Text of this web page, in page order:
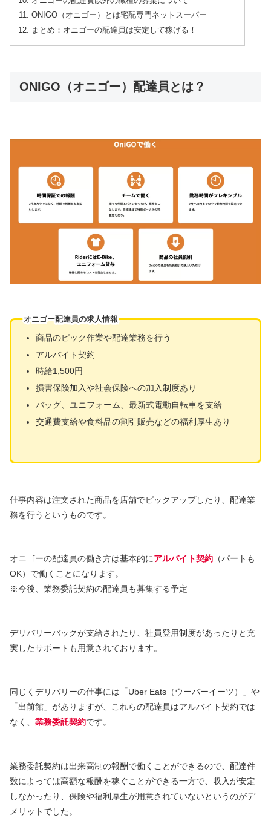
ONIGO（オニゴー）とは宅配専門ネットスーパー
まとめ：オニゴーの配達員は安定して稼げる！
ONIGO（オニゴー）配達員とは？
オニゴー配達員の求人情報
商品のピック作業や配達業務を行う
アルバイト契約
時給1,500円
損害保険加入や社会保険への加入制度あり
バッグ、ユニフォーム、最新式電動自転車を支給
交通費支給や食料品の割引販売などの福利厚生あり
仕事内容は注文された商品を店舗でピックアップしたり、配達業
務を行うというものです。
オニゴーの配達員の働き方は基本的にアルバイト契約 （パートも
OK）で働くことになります。
※今後、業務委託契約の配達員も募集する予定
デリバリーバックが支給されたり、社員登用制度があったりと充
実したサポートも用意されております。
同じくデリバリーの仕事には「Uber Eats（ウーバーイーツ）」や
「出前館」がありますが、これらの配達員はアルバイト契約では
なく、 業務委託契約です。
業務委託契約は出来高制の報酬で働くことができるので、配達件
数によっては高額な報酬を稼ぐことができる一方で、収入が安定
しなかったり、保険や福利厚生が用意されていないというのがデ
メリットでした。